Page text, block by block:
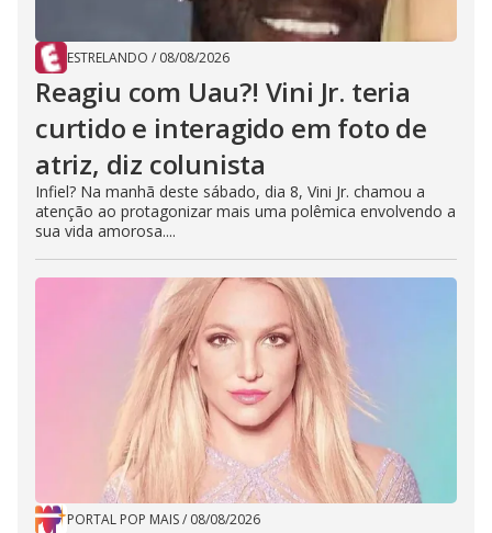
ESTRELANDO / 08/08/2026
Reagiu com Uau?! Vini Jr. teria
curtido e interagido em foto de
atriz, diz colunista
Infiel? Na manhã deste sábado, dia 8, Vini Jr. chamou a
atenção ao protagonizar mais uma polêmica envolvendo a
sua vida amorosa....
PORTAL POP MAIS/ 08/08/2026